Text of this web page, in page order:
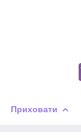
Приховати